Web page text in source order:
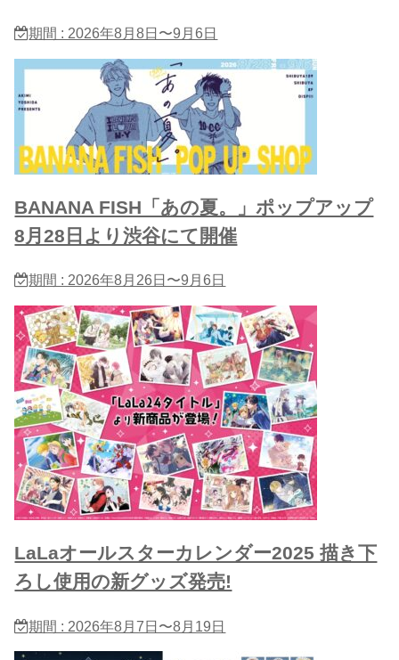
期間 : 2026年8月8日〜9月6日
BANANA FISH「あの夏。」ポップアップ
8月28日より渋谷にて開催
期間 : 2026年8月26日〜9月6日
LaLaオールスターカレンダー2025 描き下
ろし使用の新グッズ発売!
期間 : 2026年8月7日〜8月19日